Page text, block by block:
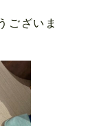
ございま